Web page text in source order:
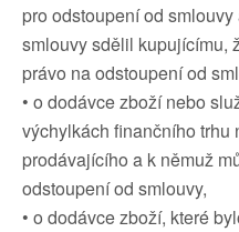
pro odstoupení od
smlouvy sdělil kupujícímu,
právo na odstoupení od
• o dodávce zboží nebo
výchylkách finančního trhu
prodávajícího a k němuž
odstoupení od smlouvy,
• o dodávce zboží, které